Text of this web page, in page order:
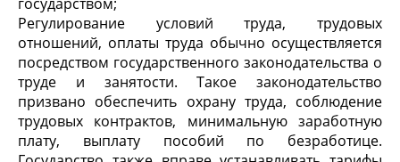
Регулирование условий труда, трудовых
отношений, оплаты труда обычно осуществляется
посредством государственного законодательства о
труде и занятости. Такое законодательство
призвано обеспечить охрану труда, соблюдение
трудовых контрактов, минимальную заработную
плату, выплату пособий по безработице.